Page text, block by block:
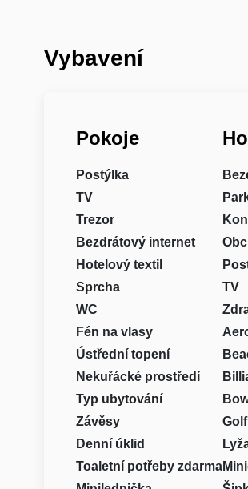
Vybavení
Pokoje
Postýlka
TV
Trezor
Bezdrátový internet
Hotelový textil
Sprcha
WC
Fén na vlasy
Ústřední topení
Nekuřácké prostředí
Typ ubytování
Závěsy
Denní úklid
Toaletní potřeby zdarma
TV
Golf